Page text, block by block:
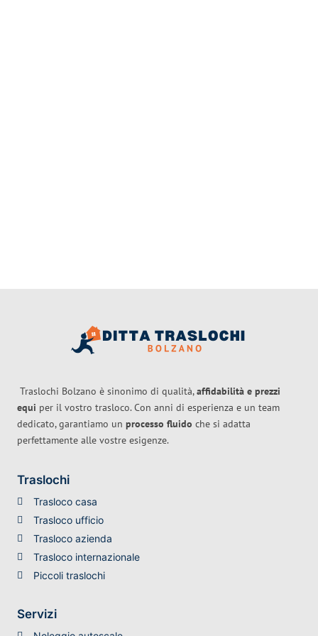
Traslochi Bolzano è sinonimo di qualità,affidabilità e prezzi
equi per il vostro trasloco. Con anni di esperienza e un team
dedicato, garantiamo un processo fluido che si adatta
perfettamente alle vostre esigenze.
Traslochi
Trasloco casa
Trasloco ufficio
Trasloco azienda
Trasloco internazionale
Piccoli traslochi
Servizi